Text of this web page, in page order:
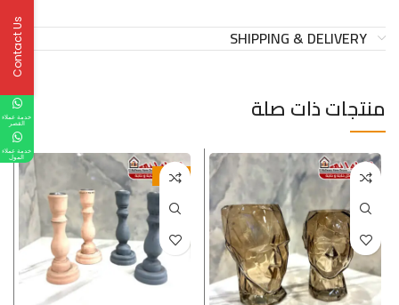
SHIPPING & DELIVERY
منتجات ذات صلة
-50%
Contact Us
خدمة عملاء
القصر
خدمة عملاء
المول